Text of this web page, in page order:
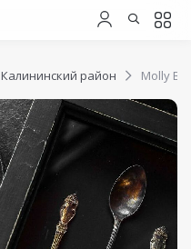
Калининский район Molly Bar